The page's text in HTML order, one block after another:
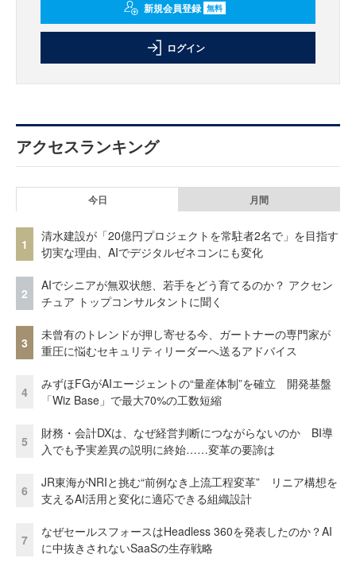
新規会員登録 無料
ログイン
アクセスランキング
今日 月間
1
清水建設が「20億円プロジェクトを常駐者2名で」を目指す
切実な理由、AIでデジタルゼネコンにも変化
2
AIでシニアが無双状態、若手をどう育てるのか？ アクセン
チュア トップコンサルタントに聞く
3
未曾有のトレンドが押し寄せる今、ガートナーの専門家が
重圧に悩むセキュリティリーダーへ送るアドバイス
4
みずほFGがAIエージェントの“量産体制”を確立 開発基盤
「Wiz Base」で最大70%の工数短縮
5
財務・会計DXは、なぜ経営判断につながらないのか BI導
入でも予実差異の説明に終始……変革の要諦は
6
JR東海がNRIと挑む“前例なき上流工程変革” リニア構想を
支えるAI活用と変化に適応できる組織設計
7
なぜセールスフォースはHeadless 360を発表したのか？AI
に中抜きされないSaaSの生存戦略